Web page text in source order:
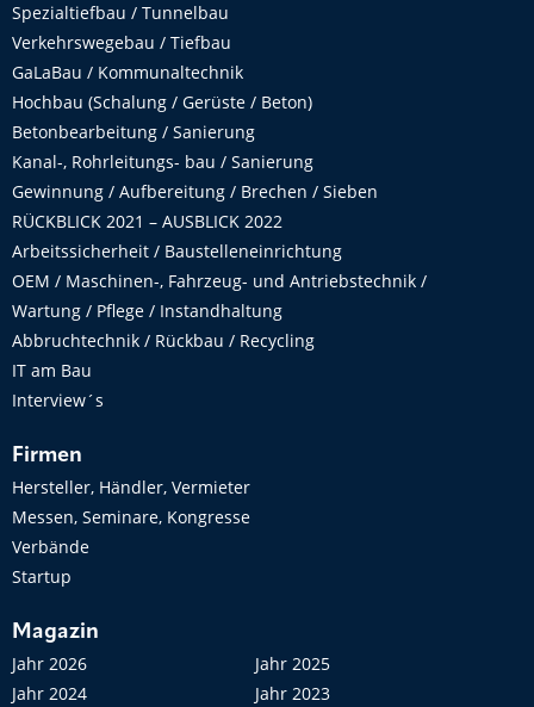
Spezialtiefbau / Tunnelbau
Verkehrswegebau / Tiefbau
GaLaBau / Kommunaltechnik
Hochbau (Schalung / Gerüste / Beton)
Betonbearbeitung / Sanierung
Kanal-, Rohrleitungs- bau / Sanierung
Gewinnung / Aufbereitung / Brechen / Sieben
RÜCKBLICK 2021 – AUSBLICK 2022
Arbeitssicherheit / Baustelleneinrichtung
OEM / Maschinen-, Fahrzeug- und Antriebstechnik /
Wartung / Pflege / Instandhaltung
Abbruchtechnik / Rückbau / Recycling
IT am Bau
Interview´s
Firmen
Hersteller, Händler, Vermieter
Messen, Seminare, Kongresse
Verbände
Startup
Magazin
Jahr 2026
Jahr 2025
Jahr 2024
Jahr 2023